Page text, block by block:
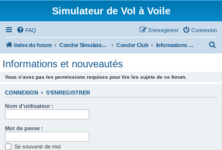
Simulateur de Vol à Voile
FAQ Connexion
S’enregistrer
Index du forum Condor Simulateur de Vol à Voile Condor Club Informations et nouveautés
Informations et nouveautés
Vous n’avez pas les permissions requises pour lire les sujets de ce forum.
CONNEXION • S’ENREGISTRER
Nom d’utilisateur :
Mot de passe :
Se souvenir de moi